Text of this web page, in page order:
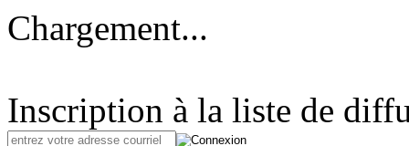
Chargement...
Inscription à la liste de